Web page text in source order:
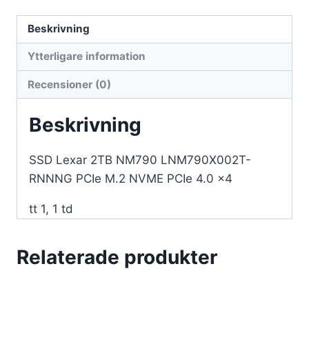
PCIe
M.2
NVME
4.0
mängd
Beskrivning
Ytterligare information
Recensioner (0)
Beskrivning
SSD Lexar 2TB NM790 LNM790X002T-
RNNNG PCIe M.2 NVME PCIe 4.0 x4
tt 1, 1 td
Relaterade produkter